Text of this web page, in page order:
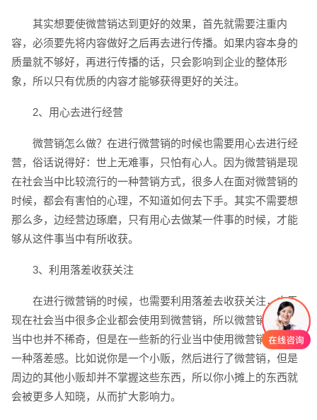
其实想要使微营销达到更好的效果，首先就需要注重内
容，必须要先将内容做好之后再去进行传播。如果内容本身的
质量就不够好，再进行传播的话，只会影响到企业的整体形
象，所以只有优质的内容才能够获得更好的关注。
2、用心去进行经营
微营销怎么做？在进行微营销的时候也需要用心去进行经
营，俗话说得好：世上无难事，只怕有心人。因为微营销是现
在社会当中比较流行的一种营销方式，很多人在面对微营销的
时候，都会有害怕的心理，不知道如何去下手。其实不需要想
那么多，边经营边琢磨，只有用心去做某一件事的时候，才能
够从这件事当中有所收获。
3、利用落差收获关注
在进行微营销的时候，也需要利用落差去收获关注，由于
现在社会当中很多企业都会使用到微营销，所以微营销在企业
当中也并不稀奇，但是在一些新的行业当中使用微营销就会有
一种落差感。比如说你是一个小贩，然后进行了微营销，但是
周边的其他小贩却并不掌握这些东西，所以你小摊上的东西就
会被更多人知晓，从而扩大影响力。
电话 微信号